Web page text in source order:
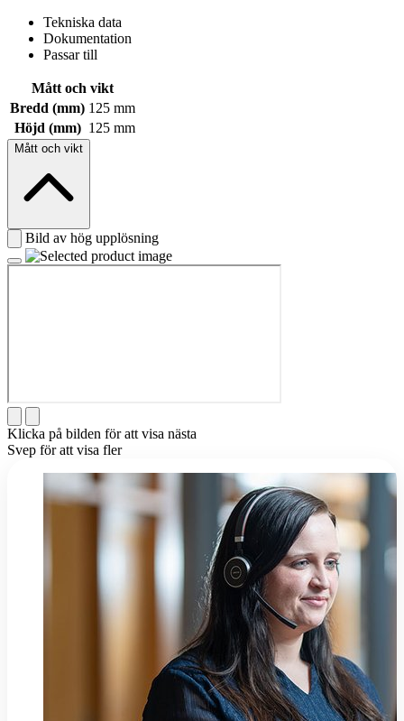
Tekniska data
Dokumentation
Passar till
Mått och vikt
Bredd (mm) 125 mm
Höjd (mm) 125 mm
Mått och vikt
Bild av hög upplösning
Klicka på bilden för att visa nästa
Svep för att visa fler